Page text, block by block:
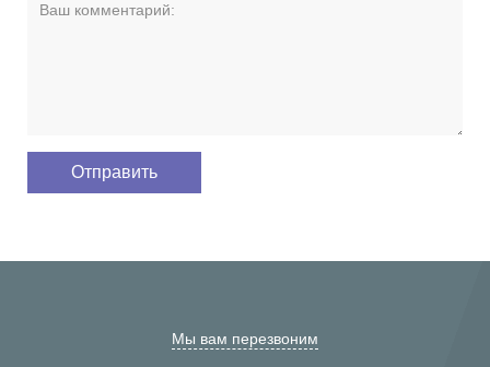
Мы вам перезвоним